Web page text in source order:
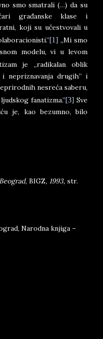
smo smatrali (…) da su
građanske klase i
koji su učestvovali u
[1] „Mi smo
modelu, vi u levom
je „radikalan oblik
i nepriznavanja drugih” i
nesreća saberu,
fanatizma.”[3] Sve
je, kao bezumno, bilo
BIGZ, 1993, str.
, Narodna knjiga –